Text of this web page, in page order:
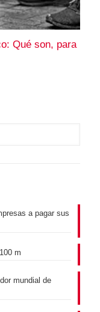
Qué son, para
a pagar sus
m
mundial de